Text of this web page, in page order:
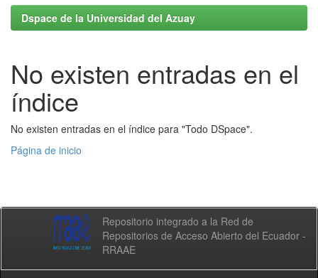
Dspace de la Universidad del Azuay
No existen entradas en el
índice
No existen entradas en el índice para "Todo DSpace".
Página de inicio
Repositorio integrado a la Red de
Repositorios de Acceso Abierto del Ecuador -
RRAAE